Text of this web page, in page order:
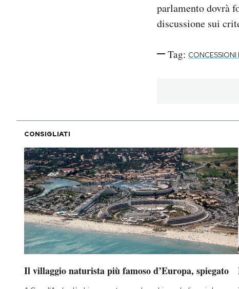
parlamento dovrà
discussione sui
Tag: CONCESSIONI
CONSIGLIATI
Il villaggio naturista più famoso d’Europa, spiegato